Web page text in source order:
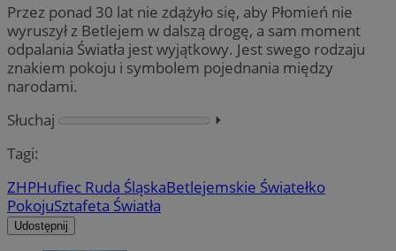
Przez ponad 30 lat nie zdążyło się, aby Płomień nie
wyruszył z Betlejem w dalszą drogę, a sam moment
odpalania Światła jest wyjątkowy. Jest swego rodzaju
znakiem pokoju i symbolem pojednania między
narodami.
Słuchaj
⏵︎
Tagi:
ZHPHufiec Ruda ŚląskaBetlejemskie Światełko
PokojuSztafeta Światła
Udostępnij